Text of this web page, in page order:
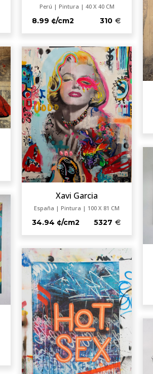
Perú | Pintura | 40 X 40 CM
8.99 ¢/cm2 310
Xavi Garcia
España | Pintura | 100 X 81 CM
34.94 ¢/cm2 5327